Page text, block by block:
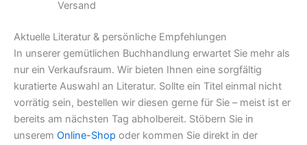
Versand
Aktuelle Literatur & persönliche Empfehlungen
In unserer gemütlichen Buchhandlung erwartet Sie mehr als
nur ein Verkaufsraum. Wir bieten Ihnen eine sorgfältig
kuratierte Auswahl an Literatur. Sollte ein Titel einmal nicht
vorrätig sein, bestellen wir diesen gerne für Sie – meist ist er
bereits am nächsten Tag abholbereit. Stöbern Sie in
unserem Online-Shop oder kommen Sie direkt in der